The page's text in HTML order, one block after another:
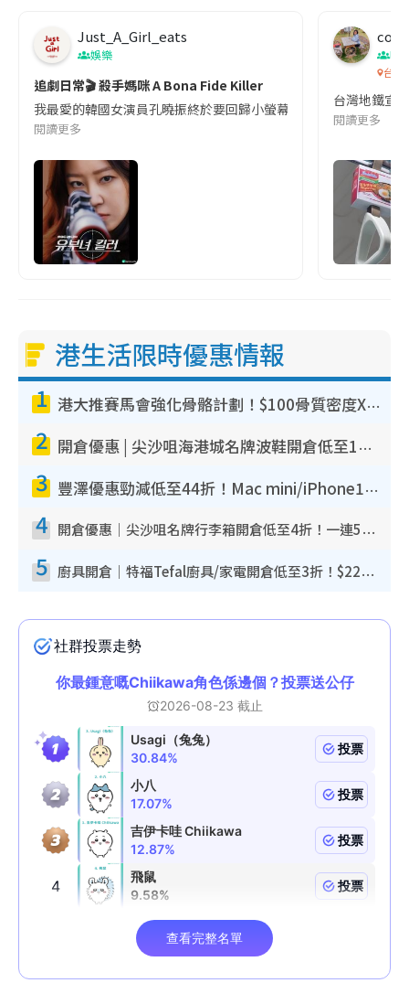
Just_A_Girl_eats
娛樂
追劇日常🎬 殺手媽咪 A Bona Fide Killer
我最愛的韓國女演員孔曉振終於要回歸小螢幕啦!這次的劇本改編
閱讀更多
co
吹
台灣
台灣地鐵宣
閱讀更多
港生活限時優惠情報
1 港大推賽馬會強化骨骼計劃！$100骨質密度X光檢查 完成免費運動訓練送超市禮券！附參加資格
2 開倉優惠 | 尖沙咀海港城名牌波鞋開倉低至1折！On鞋$899起／Joy&Peace鞋履$98起
3 豐澤優惠勁減低至44折！Mac mini/iPhone17Pro大減價！廚房家電$220起
4 開倉優惠｜尖沙咀名牌行李箱開倉低至4折！一連5日 American Tourister/ace./Hallmark $200起！
5 廚具開倉｜特福Tefal廚具/家電開倉低至3折！$220起買平底鍋/炒鑊/湯煲！電飯煲/吸塵機/燙斗$418起